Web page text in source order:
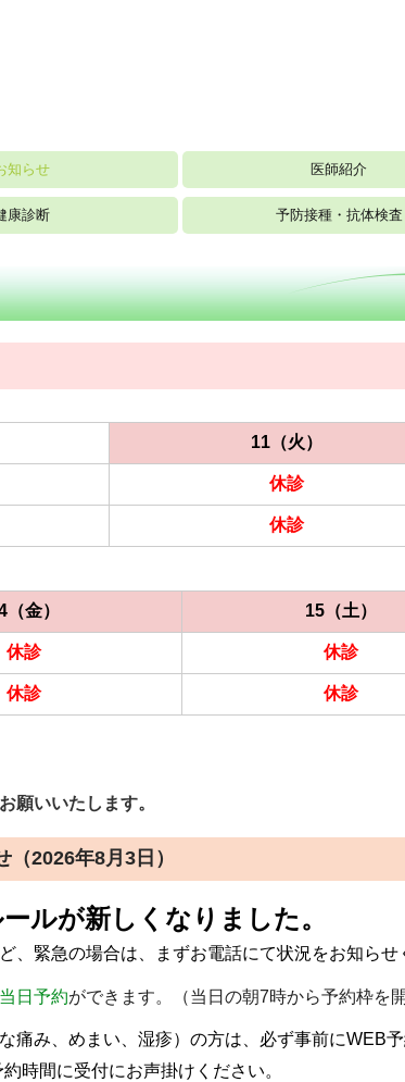
知らせ 医師紹介
康診断 予防接種・抗体検査
11（火）
休診
休診
（金） 15（土）
休診 休診
休診 休診
願いいたします。
2026年8月3日）
ルが新しくなりました。
、緊急の場合は、まずお電話にて状況をお知らせ
日予約ができます。 （当日の朝7時から予約枠を
痛み、めまい、湿疹）の方は、必ず事前にWEB
時間に受付にお声掛けください。